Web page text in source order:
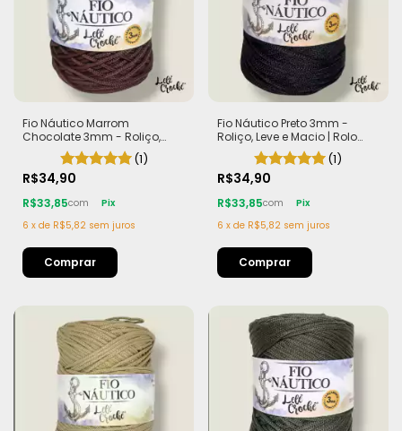
Fio Náutico Marrom
Chocolate 3mm - Roliço,
Leve e Macio | Rolo com
200m (440g)
(1)
R$34,90
R$33,85com
Pix
6 x de R$5,82 sem juros
Fio Náutico Preto 3mm -
Roliço, Leve e Macio | Rolo
com 200m (440g)
(1)
R$34,90
R$33,85com
Pix
6 x de R$5,82 sem juros